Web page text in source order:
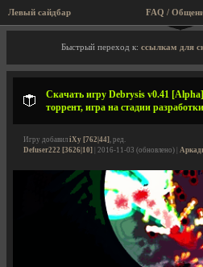
Левый сайдбар FAQ /
Описание игры, торрент,
Быстрый переход к: ссылкам для
Скачать игру Debrysis v0.41
торрент, игра на стадии разработки
Игру добавил iXy [762|44], ред.
Defuser222 [3626|10] | 2016-11-03 (обновлено) |